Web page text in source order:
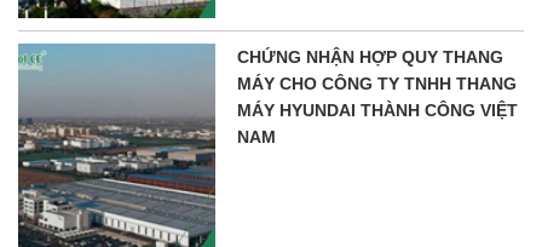
CHỨNG NHẬN HỢP QUY THANG
MÁY CHO CÔNG TY TNHH THANG
MÁY HYUNDAI THÀNH CÔNG VIỆT
NAM